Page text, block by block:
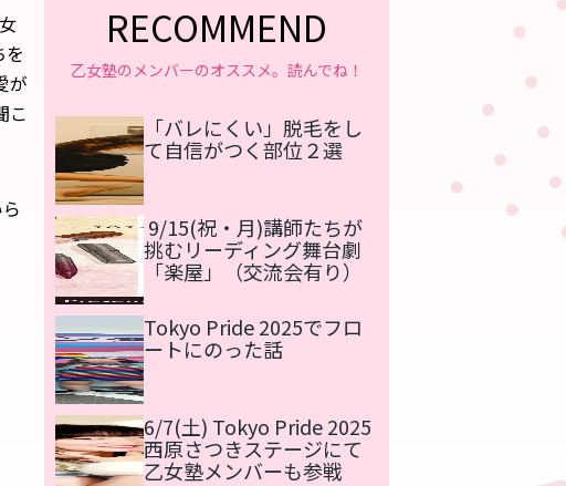
が
こ
RECOMMEND
乙女塾のメンバーのオススメ。読んでね！
「バレにくい」脱毛をし
て自信がつく部位２選
9/15(祝・月)講師たちが
挑むリーディング舞台劇
「楽屋」（交流会有り）
Tokyo Pride 2025でフロ
ートにのった話
6/7(土) Tokyo Pride 2025
西原さつきステージにて
乙女塾メンバーも参戦